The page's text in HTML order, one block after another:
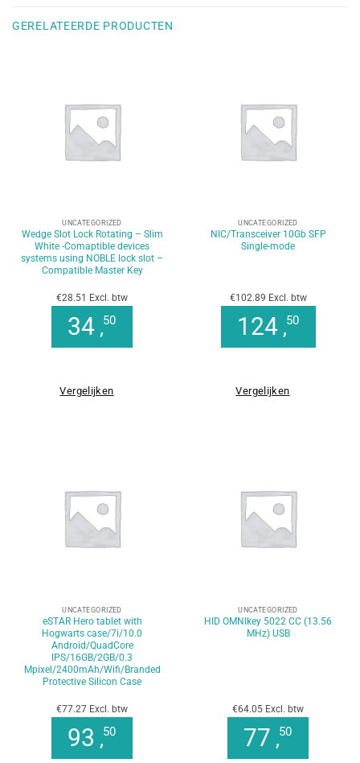
GERELATEERDE PRODUCTEN
UNCATEGORIZED
Wedge Slot Lock Rotating – Slim
White -Comaptible devices
systems using NOBLE lock slot –
Compatible Master Key
€28.51 Excl. btw
34 ,50
Vergelijken
UNCATEGORIZED
NIC/Transceiver 10Gb SFP
Single-mode
€102.89 Excl. btw
124,50
Vergelijken
UNCATEGORIZED
eSTAR Hero tablet with
Hogwarts case/7i/10.0
Android/QuadCore
IPS/16GB/2GB/0.3
Mpixel/2400mAh/Wifi/Branded
Protective Silicon Case
€77.27 Excl. btw
93 ,50
UNCATEGORIZED
HID OMNIkey 5022 CC (13.56
MHz) USB
€64.05 Excl. btw
77 ,50